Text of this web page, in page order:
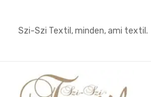
Szi-Szi Textil, minden, ami textil.